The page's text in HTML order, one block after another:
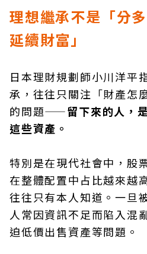
理想繼承不是「分
延續財富」
日本理財規劃師小川洋平
承，往往只關注「財產怎
的問題——留下來的人，
這些資產。
特別是在現代社會中，股
在整體配置中占比越來越
往往只有本人知道。一旦
人常因資訊不足而陷入混
迫低價出售資產等問題。